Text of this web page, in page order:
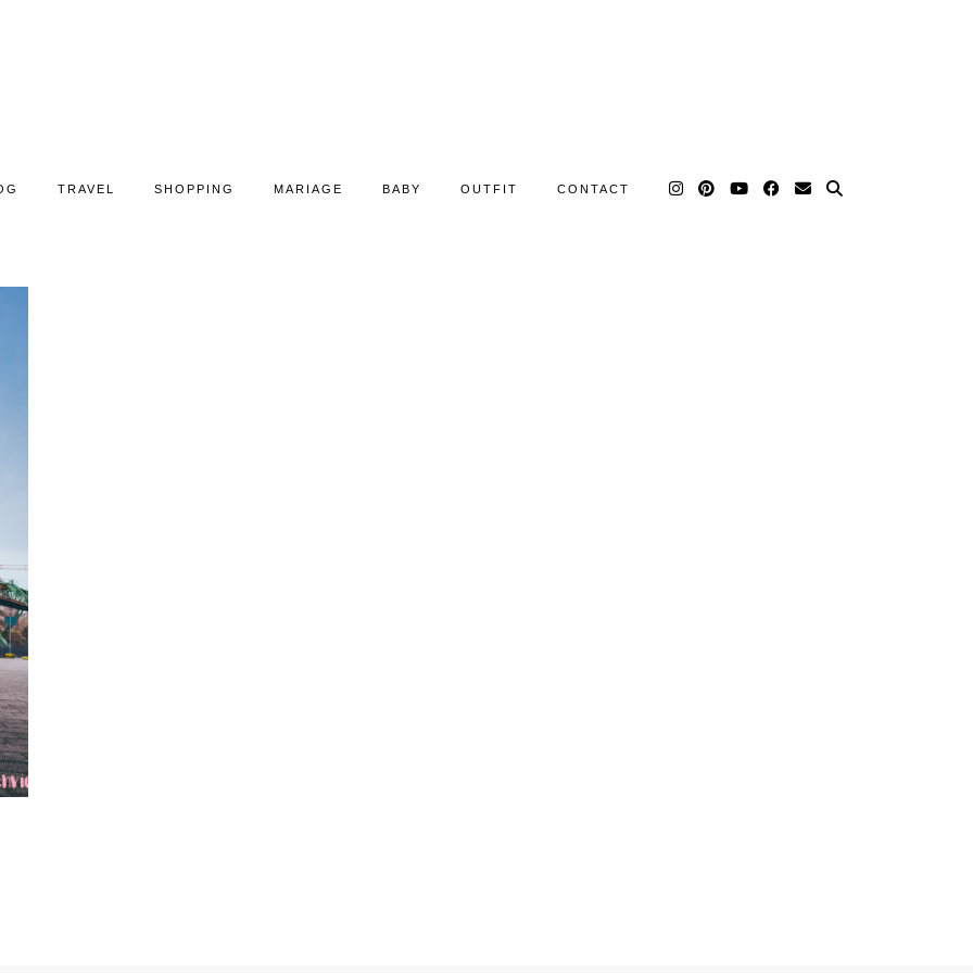
TRAVEL SHOPPING MARIAGE BABY OUTFIT CONTACT